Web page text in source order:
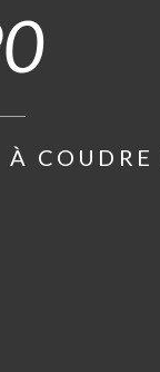
COUDRE